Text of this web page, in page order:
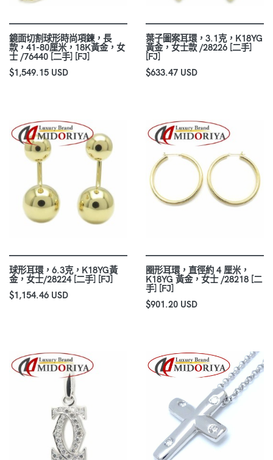
鏡面切割球形時尚項鍊，長
款，41-80厘米，18K黃金，女
士 /76440 [二手] [FJ]
$1,549.15 USD
葉子圖案耳環，3.1克，K18YG
黃金，女士款 /28226 [二手]
[FJ]
$633.47 USD
球形耳環，6.3克，K18YG黃
金，女士/28224 [二手] [FJ]
$1,154.46 USD
圈形耳環，直徑約 4 厘米，
K18YG 黃金，女士 /28218 [二
手] [FJ]
$901.20 USD